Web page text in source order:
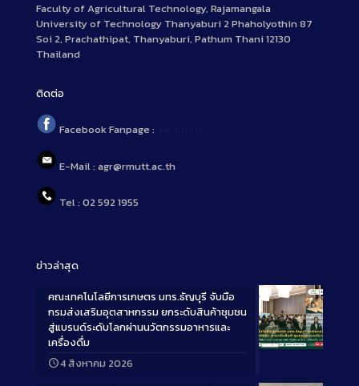
Faculty of Agricultural Technology, Rajamangala
University of Technology Thanyaburi 2 Phaholyothin 87
Soi 2, Prachathipat, Thanyaburi, Pathum Thani 12130
Thailand
ติดต่อ
Facebook Fanpage :
E-Mail : agr@rmutt.ac.th
Tel : 02 592 1955
ข่าวล่าสุด
Long
คณะเทคโนโลยีการเกษตร มทร.ธัญบุรี จับมือ
กรมส่งเสริมอุตสาหกรรม ยกระดับสินค้าชุมชน
สู่แบรนด์ระดับโลกผ่านนวัตกรรมอาหารและ
เครื่องดื่ม
4 สิงหาคม 2026